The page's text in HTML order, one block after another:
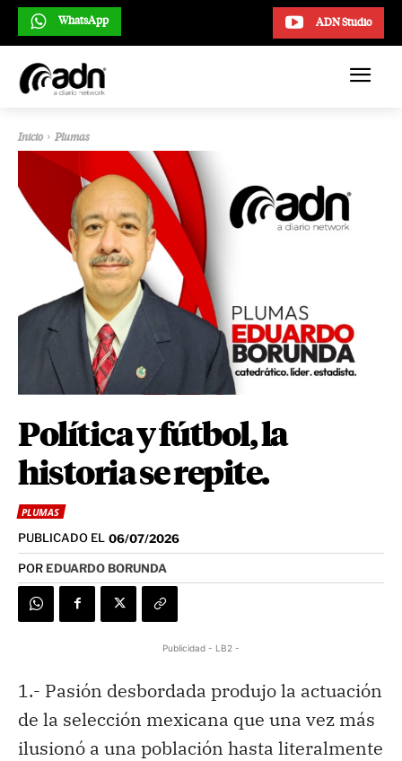
ADN Studio
WhatsApp
Inicio Plumas
Política y fútbol, la
historia se repite.
PLUMAS
PUBLICADO EL 06/07/2026
POR EDUARDO BORUNDA
Publicidad - LB2 -
1.- Pasión desbordada produjo la actuación
de la selección mexicana que una vez más
ilusionó a una población hasta literalmente